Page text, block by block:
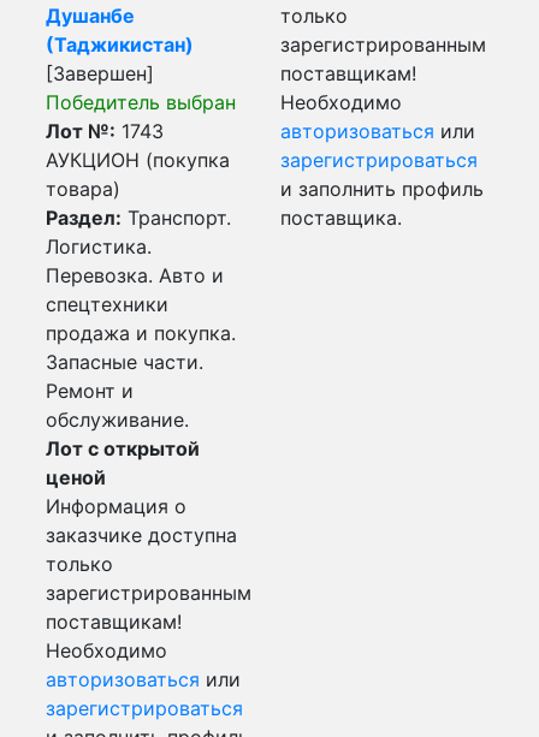
Душанбе
(Таджикистан)
[Завершен]
Победитель выбран
Лот №: 1743
АУКЦИОН (покупка
товара)
Раздел: Транспорт.
Логистика.
Перевозка. Авто и
спецтехники
продажа и покупка.
Запасные части.
Ремонт и
обслуживание.
Лот с открытой
ценой
Информация о
заказчике доступна
только
зарегистрированным
поставщикам!
Необходимо
авторизоваться или
зарегистрироваться
только
зарегистрированным
поставщикам!
Необходимо
авторизоваться или
зарегистрироваться
и заполнить профиль
поставщика.